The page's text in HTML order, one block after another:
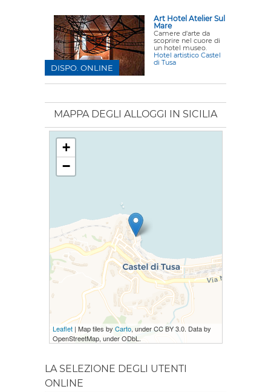
Art Hotel Atelier Sul
Mare
Camere d'arte da
scoprire nel cuore di
un hotel museo.
Hotel artistico Castel
di Tusa
DISPO. ONLINE
MAPPA DEGLI ALLOGGI IN SICILIA
+
−
Leaflet| Map tiles by Carto, under CC BY 3.0. Data by
OpenStreetMap, under ODbL.
LA SELEZIONE DEGLI UTENTI
ONLINE